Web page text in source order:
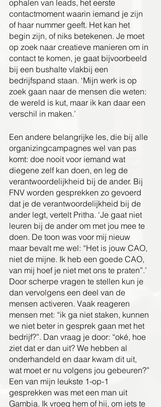
ophalen van leads, het eerste
contactmoment waarin iemand je zijn
of haar nummer geeft. Het kan het
begin zijn, of niks betekenen. Je moet
op zoek naar creatieve manieren om in
contact te komen, je gaat bijvoorbeeld
bij een bushalte vlakbij een
bedrijfspand staan. ‘Mijn werk is op
zoek gaan naar de mensen die weten:
de wereld is kut, maar ik kan daar een
verschil in maken.’
Een andere belangrijke les, die bij alle
organizingcampagnes wel van pas
komt: doe nooit voor iemand wat
diegene zelf kan doen, en leg de
verantwoordelijkheid bij de ander. Bij
FNV worden gesprekken zo gevoerd
dat je de verantwoordelijkheid bij de
ander legt, vertelt Pritha. ‘Je gaat niet
leuren bij de ander om met jou mee te
doen. De toon was voor mij nieuw
maar bevalt me wel: “Het is jouw CAO,
niet de mijne. Ik heb een goede CAO,
van mij hoef je niet met ons te praten”.’
Door scherpe vragen te stellen kun je
dan vervolgens een deel van de
mensen activeren. Vaak reageren
mensen met: “ik ga niet staken, kunnen
we niet beter in gesprek gaan met het
bedrijf?”. Dan vraag je door: “oké, hoe
ziet dat er dan uit? We hebben al
onderhandeld en daar kwam dit uit,
wat moet er nu volgens jou gebeuren?”
Een van mijn leukste 1-op-1
gesprekken was met een man uit
Gambia. Ik vroeg hem of hij, om iets te